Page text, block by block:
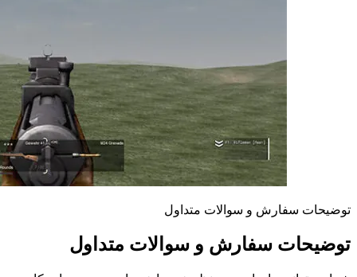
توضیحات سفارش و سوالات متداول
توضیحات سفارش و سوالات متداول